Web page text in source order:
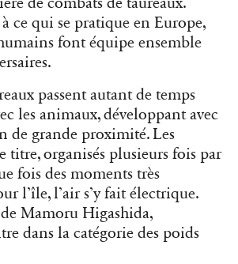
ce qui se pratique en Europe,
font équipe ensemble
passent autant de temps
les animaux, développant avec
de grande proximité. Les
titre, organisés plusieurs fois par
fois des moments très
l’île, l’air s’y fait électrique.
Mamoru Higashida,
dans la catégorie des poids